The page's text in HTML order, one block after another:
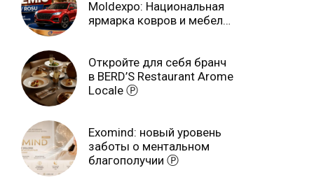
Moldexpo: Национальная
ярмарка ковров и мебели
Откройте для себя бранч
в BERD’S Restaurant Arome
Locale Ⓟ
Exomind: новый уровень
заботы о ментальном
благополучии Ⓟ